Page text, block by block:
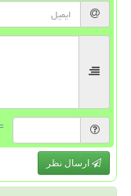
= ۹
ارسال نظر